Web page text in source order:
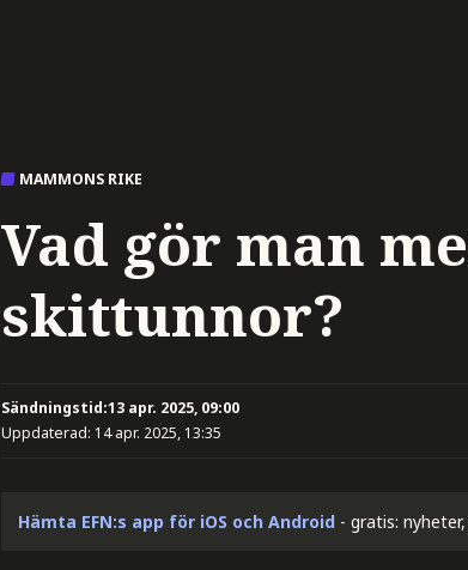
MAMMONS RIKE
Vad gör man
skittunnor?
Sändningstid:13 apr. 2025, 09:00
Uppdaterad: 14 apr. 2025, 13:35
Hämta EFN:s app för iOS och Android - gratis: